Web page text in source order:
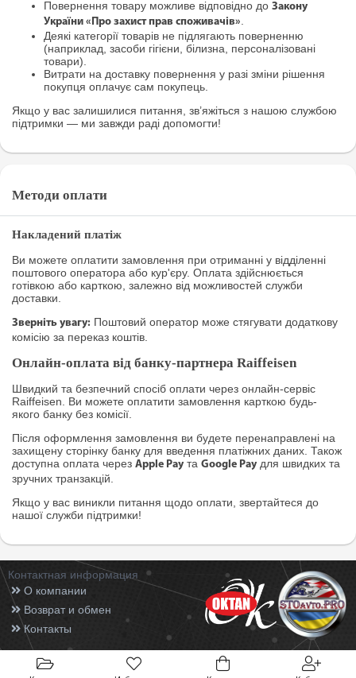
Повернення товару можливе відповідно до Закону
України «Про захист прав споживачів».
Деякі категорії товарів не підлягають поверненню
(наприклад, засоби гігієни, білизна, персоналізовані
товари).
Витрати на доставку повернення у разі зміни рішення
покупця оплачує сам покупець.
Якщо у вас залишилися питання, зв’яжіться з нашою службою
підтримки — ми завжди раді допомогти!
Методи оплати
Накладений платіж
Ви можете оплатити замовлення при отриманні у відділенні
поштового оператора або кур'єру. Оплата здійснюється
готівкою або карткою, залежно від можливостей служби
доставки.
Зверніть увагу: Поштовий оператор може стягувати додаткову
комісію за переказ коштів.
Онлайн-оплата від банку-партнера Raiffeisen
Швидкий та безпечний спосіб оплати через онлайн-сервіс
Raiffeisen. Ви можете оплатити замовлення карткою будь-
якого банку без комісії.
Після оформлення замовлення ви будете перенаправлені на
захищену сторінку банку для введення платіжних даних. Також
доступна оплата через Apple Pay та Google Pay для швидких та
зручних транзакцій.
Якщо у вас виникли питання щодо оплати, звертайтеся до
нашої служби підтримки!
Контактная информация
О компании
Возврат и обмен
Контакты